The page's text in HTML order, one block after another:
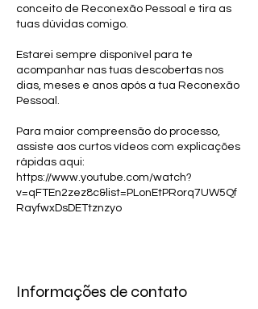
conceito de Reconexão Pessoal e tira as
tuas dúvidas comigo.
Estarei sempre disponível para te
acompanhar nas tuas descobertas nos
dias, meses e anos após a tua Reconexão
Pessoal.
Para maior compreensão do processo,
assiste aos curtos vídeos com explicações
rápidas aqui:
https://www.youtube.com/watch?
v=qFTEn2zez8c&list=PLonEtPRorq7UW5Qf
RayfwxDsDETtznzyo
Informações de contato